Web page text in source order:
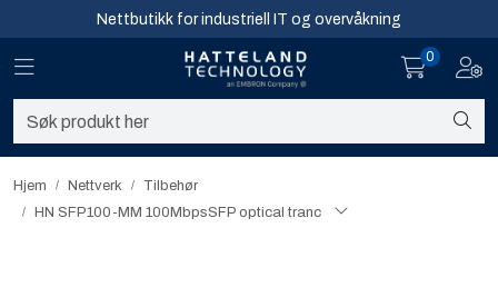
Skip to main contentNettbutikk for industriell IT og overvåkning
Toggle navigation
0
Hjem Nettverk
Tilbehør
HN SFP100-MM 100MbpsSFP optical tranc
Nettverk
Computing